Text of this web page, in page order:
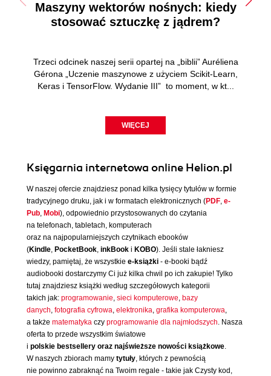
Maszyny wektorów nośnych: kiedy
stosować sztuczkę z jądrem?
Trzeci odcinek naszej serii opartej na „biblii” Auréliena
Gérona „Uczenie maszynowe z użyciem Scikit-Learn,
Keras i TensorFlow. Wydanie III” to moment, w kt...
WIĘCEJ
Księgarnia internetowa online Helion.pl
W naszej ofercie znajdziesz ponad kilka tysięcy tytułów w formie
tradycyjnego druku, jak i w formatach elektronicznych (PDF, e-
Pub, Mobi), odpowiednio przystosowanych do czytania
na telefonach, tabletach, komputerach
oraz na najpopularniejszych czytnikach ebooków
(Kindle, PocketBook, inkBook i KOBO). Jeśli stale łakniesz
wiedzy, pamiętaj, że wszystkie e-książki - e-booki bądź
audiobooki dostarczymy Ci już kilka chwil po ich zakupie! Tylko
tutaj znajdziesz książki według szczegółowych kategorii
takich jak: programowanie, sieci komputerowe, bazy
danych, fotografia cyfrowa, elektronika, grafika komputerowa,
a także matematyka czy programowanie dla najmłodszych. Nasza
oferta to przede wszystkim światowe
i polskie bestsellery oraz najświeższe nowości książkowe.
W naszych zbiorach mamy tytuły, których z pewnością
nie powinno zabraknąć na Twoim regale - takie jak Czysty kod,